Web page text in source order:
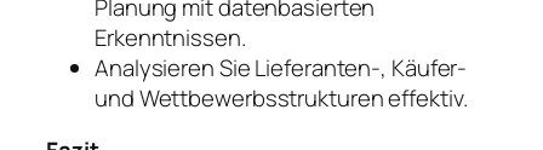
Planung mit datenbasierten
Erkenntnissen.
Analysieren Sie Lieferanten-, Käufer-
und Wettbewerbsstrukturen effektiv.